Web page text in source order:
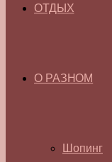
ОТДЫХ
О РАЗНОМ
Шопинг